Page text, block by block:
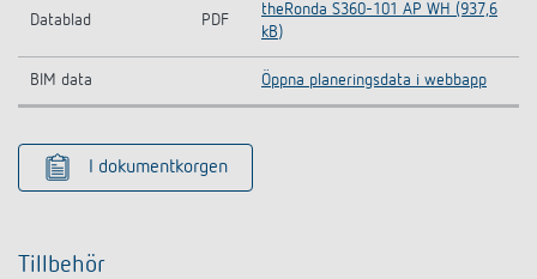
Datablad PDF
theRonda S360-101 AP WH (937,6
kB)
BIM data Öppna planeringsdata i webbapp
I dokumentkorgen
Tillbehör